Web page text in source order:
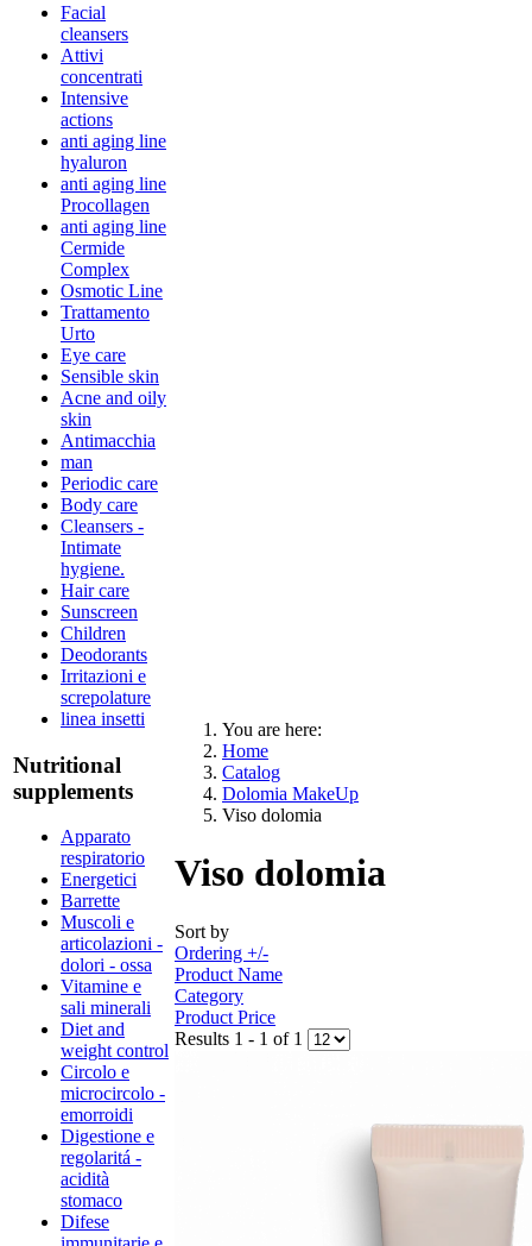
Facial
cleansers
Attivi
concentrati
Intensive
actions
anti aging line
hyaluron
anti aging line
Procollagen
anti aging line
Cermide
Complex
Osmotic Line
Trattamento
Urto
Eye care
Sensible skin
Acne and oily
skin
Antimacchia
man
Periodic care
Body care
Cleansers -
Intimate
hygiene.
Hair care
Sunscreen
Children
Deodorants
Irritazioni e
screpolature
linea insetti
Nutritional
supplements
Apparato
respiratorio
Energetici
Barrette
Muscoli e
articolazioni -
dolori - ossa
Vitamine e
sali minerali
Diet and
weight control
Circolo e
microcircolo -
emorroidi
Digestione e
regolaritá -
acidità
stomaco
Difese
You are here:
Home
Catalog
Dolomia MakeUp
Viso dolomia
Viso dolomia
Sort by
Ordering +/-
Product Name
Category
Product Price
Results 1 - 1 of 1